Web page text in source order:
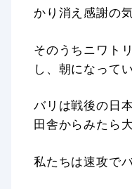
かり消え感謝の
そのうちニワト
し、朝になって
バリは戦後の日
田舎からみたら
私たちは速攻で